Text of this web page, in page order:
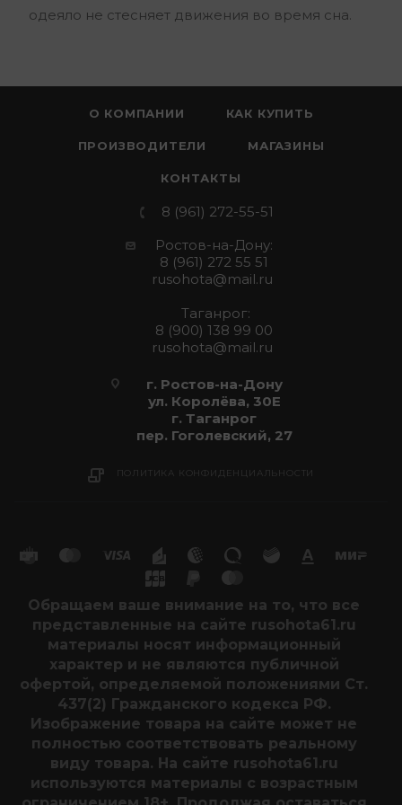
одеяло не стесняет движения во время сна.
О КОМПАНИИ КАК КУПИТЬ
ПРОИЗВОДИТЕЛИ МАГАЗИНЫ
КОНТАКТЫ
8 (961) 272-55-51
Ростов-на-Дону:
8 (961) 272 55 51
rusohota@mail.ru
Таганрог:
8 (900) 138 99 00
rusohota@mail.ru
г. Ростов-на-Дону
ул. Королёва, 30Е
г. Таганрог
пер. Гоголевский, 27
ПОЛИТИКА КОНФИДЕНЦИАЛЬНОСТИ
Обращаем ваше внимание на то, что все
представленные на сайте rusohota61.ru
материалы носят информационный
характер и не являются публичной
офертой, определяемой положениями Ст.
437(2) Гражданского кодекса РФ.
Изображение товара на сайте может не
полностью соответствовать реальному
виду товара. На сайте rusohota61.ru
используются материалы с возрастным